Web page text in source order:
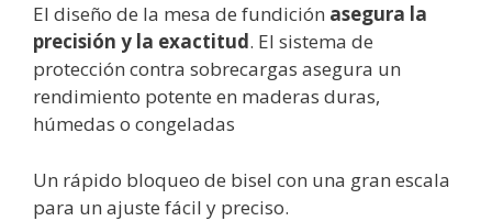
El diseño de la mesa de fundición asegura la
precisión y la exactitud. El sistema de
protección contra sobrecargas asegura un
rendimiento potente en maderas duras,
húmedas o congeladas
Un rápido bloqueo de bisel con una gran escala
para un ajuste fácil y preciso.